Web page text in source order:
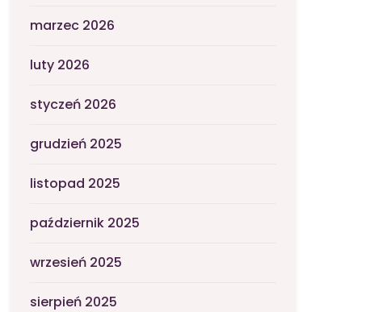
marzec 2026
luty 2026
styczeń 2026
grudzień 2025
listopad 2025
październik 2025
wrzesień 2025
sierpień 2025